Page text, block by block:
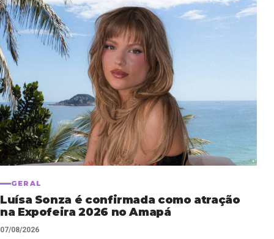
GERAL
Luísa Sonza é confirmada como atração
na Expofeira 2026 no Amapá
07/08/2026